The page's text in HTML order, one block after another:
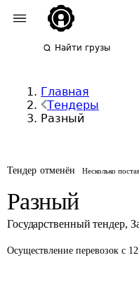
Найти грузы
Главная
Тендеры
Разный
Тендер отменён Несколько
Разный
Государственный тендер,
Осуществление перевозок с